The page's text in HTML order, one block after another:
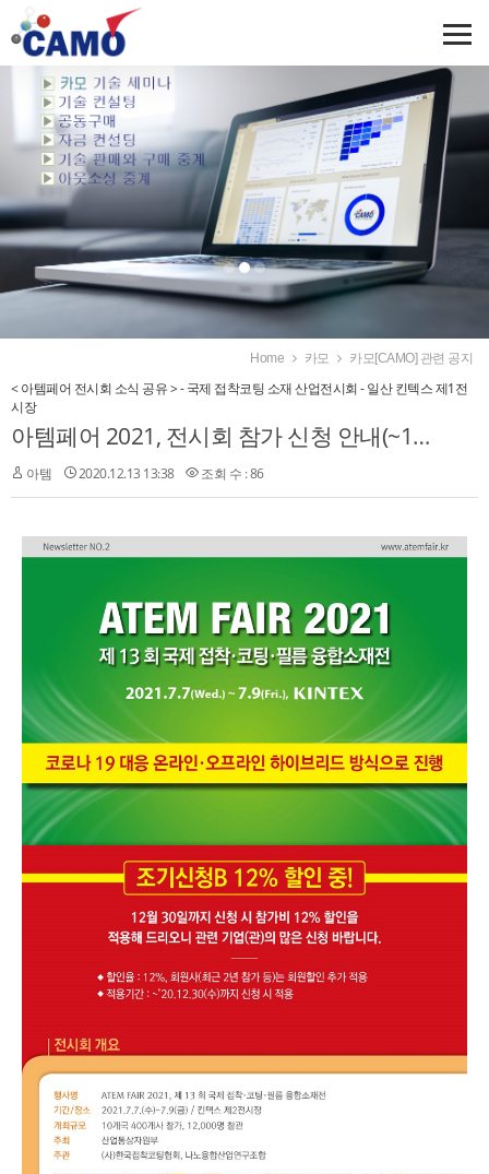
Home 카모 카모[CAMO] 관련 공지
< 아템페어 전시회 소식 공유 > - 국제 접착코팅 소재 산업전시회 - 일산 킨텍스 제1전
시장
아템페어 2021, 전시회 참가 신청 안내(~12/30까지 신청시 12%할인)
아템 2020.12.13 13:38 조회 수 : 86